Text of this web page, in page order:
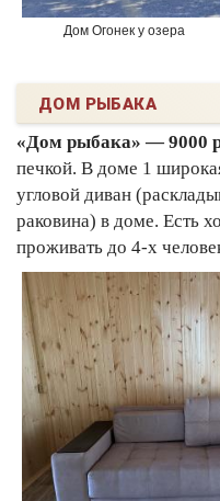
Дом Огонек у озера
ДОМ РЫБАКА
«Дом рыбака» — 9000
печкой. В доме 1
угловой диван
раковина) в доме. Есть
проживать до 4-х